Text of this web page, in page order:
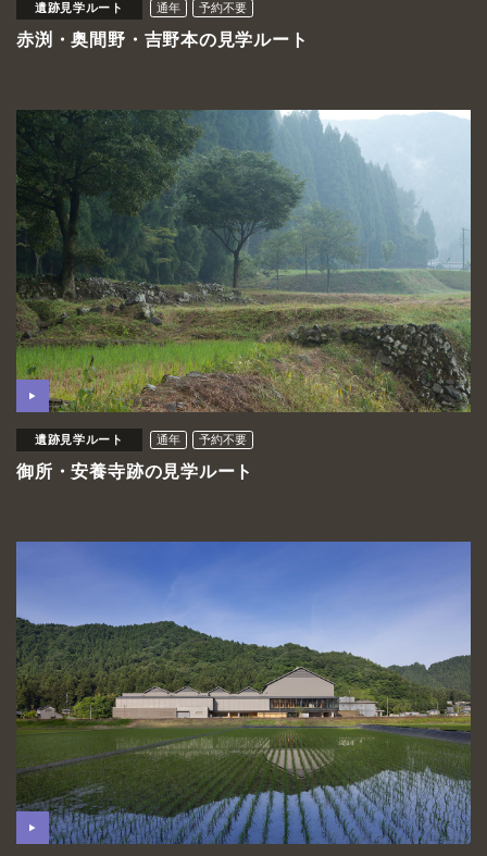
遺跡見学ルート 通年 予約不要
赤渕・奥間野・吉野本の見学ルート
遺跡見学ルート 通年 予約不要
御所・安養寺跡の見学ルート